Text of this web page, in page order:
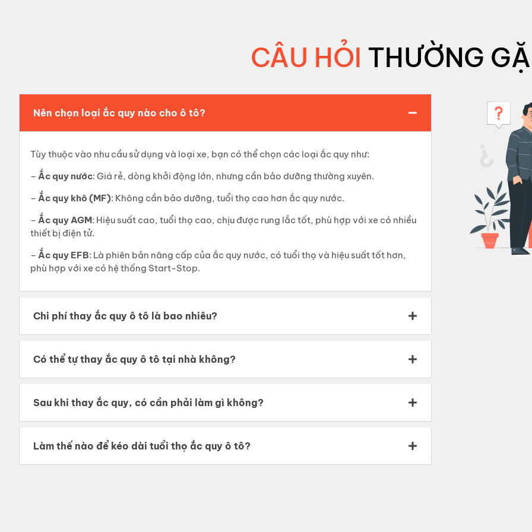
CÂU HỎI THƯỜNG
Nên chọn loại ắc quy nào cho ô tô?
Tùy thuộc vào nhu cầu sử dụng và loại xe, bạn có thể chọn các loại ắc quy như:
– Ắc quy nước: Giá rẻ, dòng khởi động lớn, nhưng cần bảo dưỡng thường xuyên.
– Ắc quy khô (MF): Không cần bảo dưỡng, tuổi thọ cao hơn ắc quy nước.
– Ắc quy AGM: Hiệu suất cao, tuổi thọ cao, chịu được rung lắc tốt, phù hợp với xe có nhiều
thiết bị điện tử.
– Ắc quy EFB: Là phiên bản nâng cấp của ắc quy nước, có tuổi thọ và hiệu suất tốt hơn,
phù hợp với xe có hệ thống Start-Stop.
Chi phí thay ắc quy ô tô là bao nhiêu?
Có thể tự thay ắc quy ô tô tại nhà không?
Sau khi thay ắc quy, có cần phải làm gì không?
Làm thế nào để kéo dài tuổi thọ ắc quy ô tô?